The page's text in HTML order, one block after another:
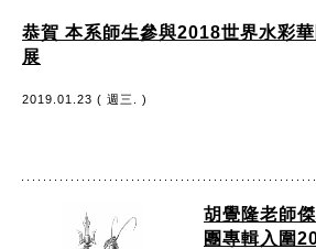
恭賀 本系師生參與2018世界水彩
展
2019.01.23 ( 週三. )
胡覺隆老師
團專輯入圍